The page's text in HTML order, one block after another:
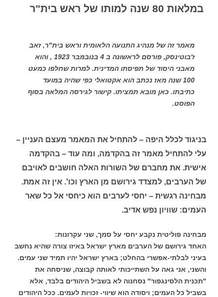
במלאות 80 שנה למותו של ראש בית"ר
מאמר זה של מנהיג התנועה הלאומית וראש בית"ר, זאב
ז'בוטינסק, פורסם לראשונה ב 4 בנובמבר 1923 , והוא
מאבני היסוד של תפיסתו המדינית. למרות שחלפו כמעט
100 שנה מאז נכתב הוא אקטואלי כפי שהיה במועד
כתיבתו. כאן מובא תמציתו. קישור לגירסה המלאה בסוף
הפוסט.
בניגוד לכלל היפה – להתחיל את המאמר מעצם העניין –
עלי להתחיל מאמר זה בהקדמה, ומה עוד – בהקדמה
אישית. את מחברם של השורות האלה חושבים לאויבם
של הערבים, למצדד גירושם מן הארץ וכו'. אין זה אמת.
מבחינה רגשית – יחסי לערבים הוא כיחסי אל כל שאר
העמים: שוויון נפש אדיב.
מבחינה פוליטית נקבע יחסי על סמך, שני עקרונות:
האחד גירושם של הערבים מארץ ישראל באיזו צורה שהיא נחשב
בעיני לבלתי-אפשרי בהחלט; בארץ ישראל יהיו תמיד שני עמים.
והשני, אני גאה על השתייכותי לאותה קבוצה, שניסחה את
"תכנית הלסינגפור" נסחנוה לא בשביל היהודים בלבד, אלא
בשביל כל העמים; ויסודה הוא שיווי- זכויות לעמים. ככל היהודים